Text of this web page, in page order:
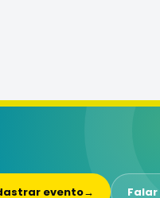
evento→